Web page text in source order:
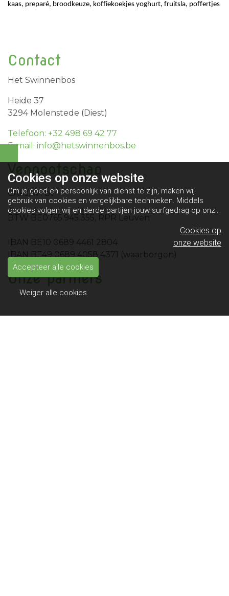
kaas, preparé, broodkeuze, koffiekoekjes yoghurt, fruitsla, poffertjes
Contact
Het Swinnenbos
Heide 37
3294 Molenstede (Diest)
Telefoon: +32 498 69 42 77
E-mail: info@hetswinnenbos.be
Vennootschap
CARJAVI bv
BTW BE0765.945.355, RPR Leuven
IBAN BE10 0689 4461 2804
IBAN BE49 0689 4058 4371 (waarborgen)
Onze partners
Cookies op onze website
Om je goed en persoonlijk van dienst te zijn, maken wij
gebruik van cookies en vergelijkbare technieken. Middels
cookies volgen wij en derde partijen jouw surfgedrag op onze
website. Hiermee tonen wij gepersonaliseerde advertenties
en dit maakt het voor jou mogelijk om informatie te delen via
social media.Bekijk ons cookiebeleid
Cookies op
onze website
Accepteer alle cookies
Weiger alle cookies